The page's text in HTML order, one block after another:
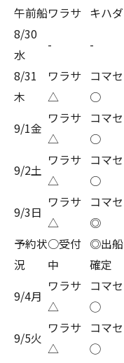
午前船ワラサ キハダ
8/30
水
- -
8/31
木
ワラサ
△
コマセ
○
9/1金
ワラサ
△
コマセ
○
9/2土
ワラサ
△
コマセ
○
9/3日
ワラサ
△
コマセ
◎
予約状
況
○受付
中
◎出船
確定
9/4月
ワラサ
△
コマセ
◯
9/5火
ワラサ
△
コマセ
◯